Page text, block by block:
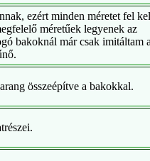
ezért minden méretet fel
méretűek legyenek az
bakoknál már csak imitáltam
összeépítve a bakokkal.